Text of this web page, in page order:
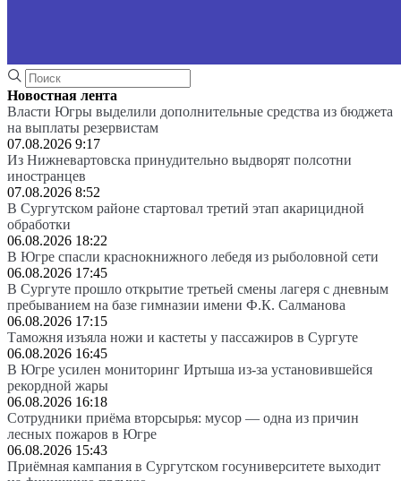
Новостная лента
Власти Югры выделили дополнительные средства из бюджета
на выплаты резервистам
07.08.2026 9:17
Из Нижневартовска принудительно выдворят полсотни
иностранцев
07.08.2026 8:52
В Сургутском районе стартовал третий этап акарицидной
обработки
06.08.2026 18:22
В Югре спасли краснокнижного лебедя из рыболовной сети
06.08.2026 17:45
В Сургуте прошло открытие третьей смены лагеря с дневным
пребыванием на базе гимназии имени Ф.К. Салманова
06.08.2026 17:15
Таможня изъяла ножи и кастеты у пассажиров в Сургуте
06.08.2026 16:45
В Югре усилен мониторинг Иртыша из-за установившейся
рекордной жары
06.08.2026 16:18
Сотрудники приёма вторсырья: мусор — одна из причин
лесных пожаров в Югре
06.08.2026 15:43
Приёмная кампания в Сургутском госуниверситете выходит